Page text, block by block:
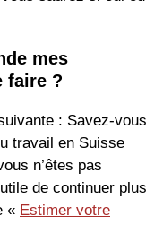
mes
faire ?
: Savez-vous
travail en Suisse
n’êtes pas
de continuer plus
« Estimer votre